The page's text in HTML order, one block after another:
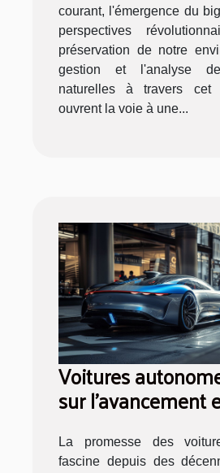
courant, l'émergence du
perspectives
préservation de notre
gestion et l'analyse
naturelles à travers cet
ouvrent la voie à une...
Voitures
sur l'avancement
La promesse des
fascine depuis des